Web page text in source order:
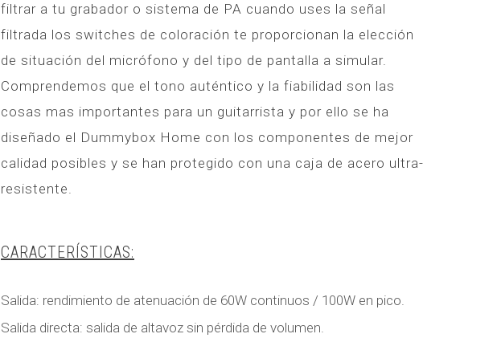
filtrar a tu grabador o sistema de PA cuando uses la señal
filtrada los switches de coloración te proporcionan la elección
de situación del micrófono y del tipo de pantalla a simular.
Comprendemos que el tono auténtico y la fiabilidad son las
cosas mas importantes para un guitarrista y por ello se ha
diseñado el Dummybox Home con los componentes de mejor
calidad posibles y se han protegido con una caja de acero ultra-
resistente.
CARACTERÍSTICAS:
Salida: rendimiento de atenuación de 60W continuos / 100W en pico.
Salida directa: salida de altavoz sin pérdida de volumen.